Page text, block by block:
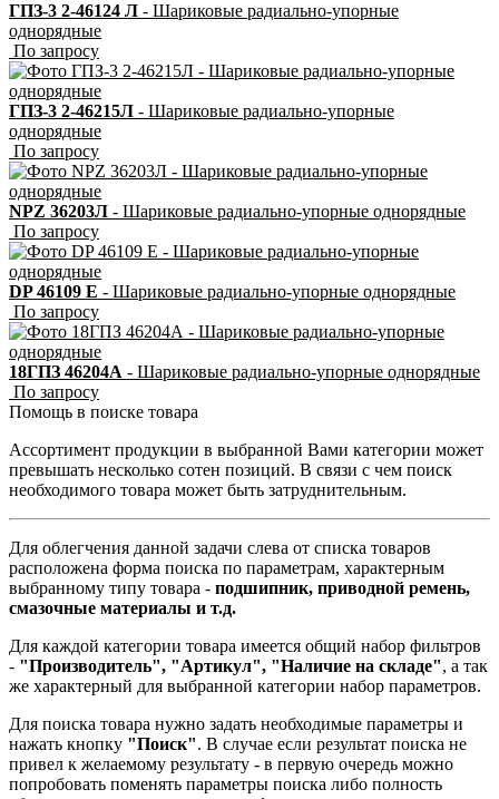
ГПЗ-3 2-46124 Л - Шариковые радиально-упорные
однорядные
По запросу
ГПЗ-3 2-46215Л - Шариковые радиально-упорные
однорядные
По запросу
NPZ 36203Л - Шариковые радиально-упорные однорядные
По запросу
DP 46109 E - Шариковые радиально-упорные однорядные
По запросу
18ГПЗ 46204А - Шариковые радиально-упорные однорядные
По запросу
Помощь в поиске товара
Ассортимент продукции в выбранной Вами категории может
превышать несколько сотен позиций. В связи с чем поиск
необходимого товара может быть затруднительным.
Для облегчения данной задачи слева от списка товаров
расположена форма поиска по параметрам, характерным
выбранному типу товара - подшипник, приводной ремень,
смазочные материалы и т.д.
Для каждой категории товара имеется общий набор фильтров
- "Производитель", "Артикул", "Наличие на складе", а так
же характерный для выбранной категории набор параметров.
Для поиска товара нужно задать необходимые параметры и
нажать кнопку "Поиск". В случае если результат поиска не
привел к желаемому результату - в первую очередь можно
попробовать поменять параметры поиска либо полность